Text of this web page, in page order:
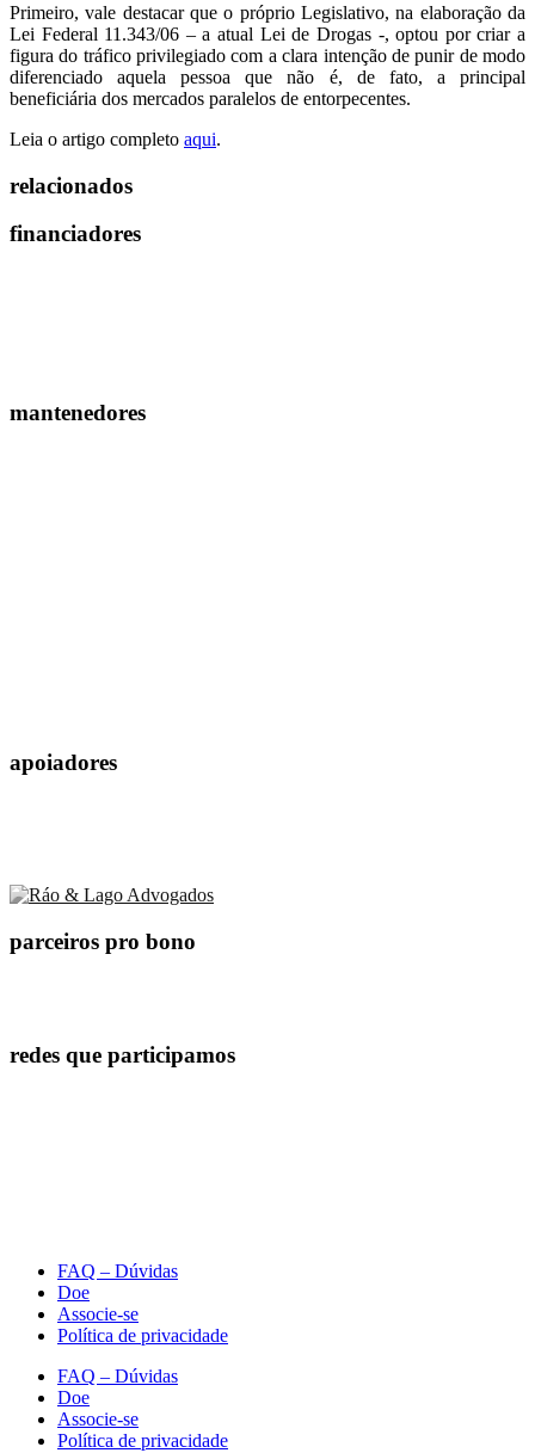
Primeiro, vale destacar que o próprio Legislativo, na elaboração da
Lei Federal 11.343/06 – a atual Lei de Drogas -, optou por criar a
figura do tráfico privilegiado com a clara intenção de punir de modo
diferenciado aquela pessoa que não é, de fato, a principal
beneficiária dos mercados paralelos de entorpecentes.
Leia o artigo completo aqui.
relacionados
financiadores
mantenedores
apoiadores
parceiros pro bono
redes que participamos
FAQ – Dúvidas
Doe
Associe-se
Política de privacidade
FAQ – Dúvidas
Doe
Associe-se
Política de privacidade